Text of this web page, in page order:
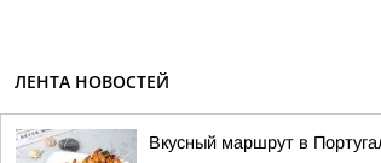
ЛЕНТА НОВОСТЕЙ
Вкусный маршрут в